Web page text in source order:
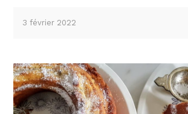
3 février 2022